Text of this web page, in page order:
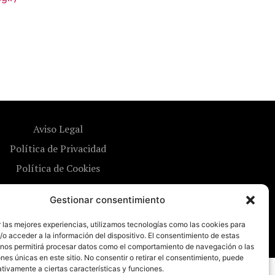
Gestionar consentimiento
las mejores experiencias, utilizamos tecnologías como las cookies para
o acceder a la información del dispositivo. El consentimiento de estas
permitirá procesar datos como el comportamiento de navegación o las
únicas en este sitio. No consentir o retirar el consentimiento, puede
a ciertas características y funciones.
Aviso Legal
Política de Privacidad
Política de Cookies